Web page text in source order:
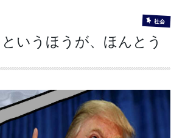
社会
いうほうが、ほんとう